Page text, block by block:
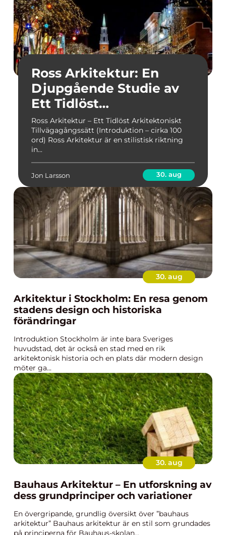
Ross Arkitektur: En
Djupgående Studie av
Ett Tidlöst
Arkitektoniskt
Tillvägagångssätt
Ross Arkitektur – Ett Tidlöst Arkitektoniskt
Tillvägagångssätt (Introduktion – cirka 100
ord) Ross Arkitektur är en stilistisk riktning
in...
Jon Larsson 30. aug
30. aug
Arkitektur i Stockholm: En resa genom
stadens design och historiska
förändringar
Introduktion Stockholm är inte bara Sveriges
huvudstad, det är också en stad med en rik
arkitektonisk historia och en plats där modern design
möter ga...
30. aug
Bauhaus Arkitektur – En utforskning av
dess grundprinciper och variationer
En övergripande, grundlig översikt över ”bauhaus
arkitektur” Bauhaus arkitektur är en stil som grundades
på principerna för Bauhaus-skolan...